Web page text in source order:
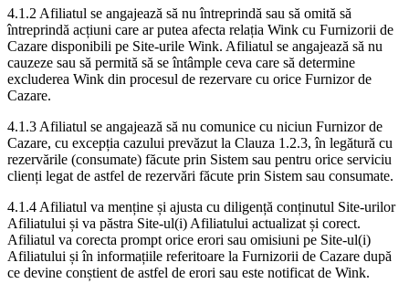
4.1.2 Afiliatul se angajează să nu întreprindă sau să omită să
întreprindă acțiuni care ar putea afecta relația Wink cu Furnizorii de
Cazare disponibili pe Site-urile Wink. Afiliatul se angajează să nu
cauzeze sau să permită să se întâmple ceva care să determine
excluderea Wink din procesul de rezervare cu orice Furnizor de
Cazare.
4.1.3 Afiliatul se angajează să nu comunice cu niciun Furnizor de
Cazare, cu excepția cazului prevăzut la Clauza 1.2.3, în legătură cu
rezervările (consumate) făcute prin Sistem sau pentru orice serviciu
clienți legat de astfel de rezervări făcute prin Sistem sau consumate.
4.1.4 Afiliatul va menține și ajusta cu diligență conținutul Site-urilor
Afiliatului și va păstra Site-ul(i) Afiliatului actualizat și corect.
Afiliatul va corecta prompt orice erori sau omisiuni pe Site-ul(i)
Afiliatului și în informațiile referitoare la Furnizorii de Cazare după
ce devine conștient de astfel de erori sau este notificat de Wink.